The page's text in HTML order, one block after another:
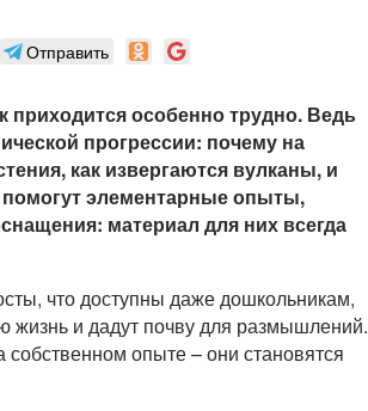
Отправить
особенно трудно. Ведь
прогрессии: почему на
как извергаются вулканы, и
помогут элементарные опыты,
материал для них всегда
что доступны даже дошкольникам,
жизнь и дадут почву для размышлений.
опыте – они становятся